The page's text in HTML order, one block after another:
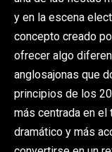
y en la escena
concepto creado
ofrecer algo
anglosajonas que
principios de los
más centrada en el
dramático y más